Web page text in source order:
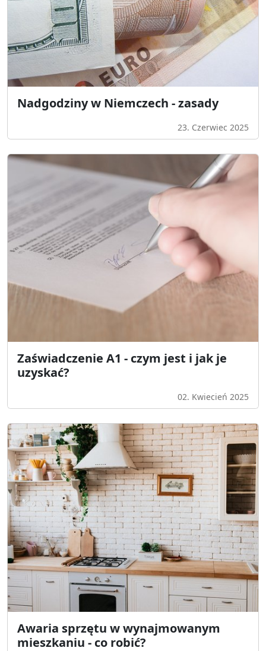
Nadgodziny w Niemczech - zasady
23. Czerwiec 2025
Zaświadczenie A1 - czym jest i jak je
uzyskać?
02. Kwiecień 2025
Awaria sprzętu w wynajmowanym
mieszkaniu - co robić?